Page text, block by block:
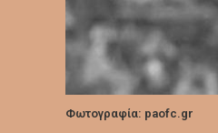
Φωτογραφία: paofc.gr